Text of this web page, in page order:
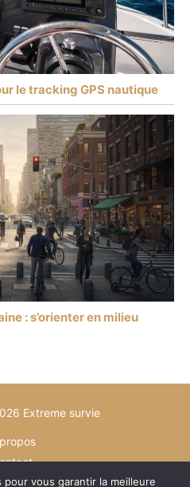
le tracking GPS nautique
: s’orienter en milieu
Extreme survie
du sitevous garantir la meilleure